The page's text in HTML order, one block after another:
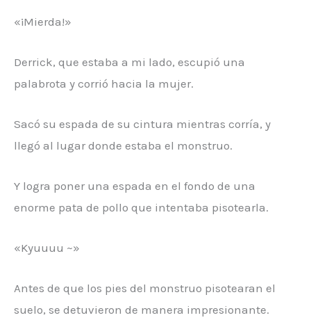
«¡Mierda!»
Derrick, que estaba a mi lado, escupió una
palabrota y corrió hacia la mujer.
Sacó su espada de su cintura mientras corría, y
llegó al lugar donde estaba el monstruo.
Y logra poner una espada en el fondo de una
enorme pata de pollo que intentaba pisotearla.
«Kyuuuu ~»
Antes de que los pies del monstruo pisotearan el
suelo, se detuvieron de manera impresionante.